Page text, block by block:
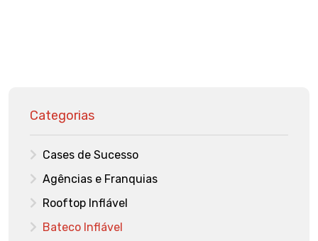
Categorias
Cases de Sucesso
Agências e Franquias
Rooftop Inflável
Bateco Inflável